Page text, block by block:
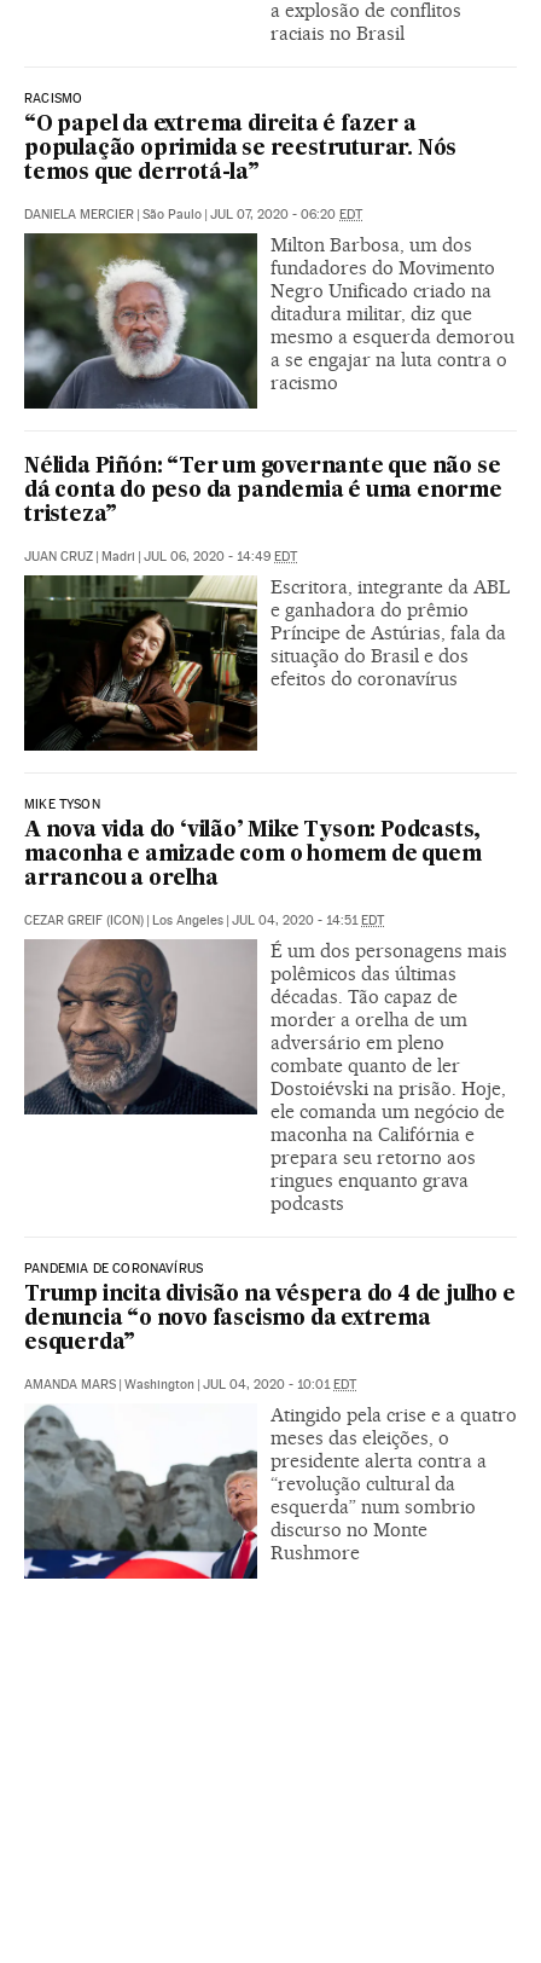
a explosão de conflitos
raciais no Brasil
RACISMO
“O papel da extrema direita é fazer a
população oprimida se reestruturar. Nós
temos que derrotá-la”
DANIELA MERCIER | São Paulo | JUL 07, 2020 - 06:20 EDT
Milton Barbosa, um dos
fundadores do Movimento
Negro Unificado criado na
ditadura militar, diz que
mesmo a esquerda demorou
a se engajar na luta contra o
racismo
Nélida Piñón: “Ter um governante que não se
dá conta do peso da pandemia é uma enorme
tristeza”
JUAN CRUZ | Madri | JUL 06, 2020 - 14:49 EDT
Escritora, integrante da ABL
e ganhadora do prêmio
Príncipe de Astúrias, fala da
situação do Brasil e dos
efeitos do coronavírus
MIKE TYSON
A nova vida do ‘vilão’ Mike Tyson: Podcasts,
maconha e amizade com o homem de quem
arrancou a orelha
CEZAR GREIF (ICON) | Los Angeles | JUL 04, 2020 - 14:51EDT
É um dos personagens mais
polêmicos das últimas
décadas. Tão capaz de
morder a orelha de um
adversário em pleno
combate quanto de ler
Dostoiévski na prisão. Hoje,
ele comanda um negócio de
maconha na Califórnia e
prepara seu retorno aos
ringues enquanto grava
podcasts
PANDEMIA DE CORONAVÍRUS
Trump incita divisão na véspera do 4 de julho e
denuncia “o novo fascismo da extrema
esquerda”
AMANDA MARS | Washington | JUL 04, 2020 - 10:01EDT
Atingido pela crise e a quatro
meses das eleições, o
presidente alerta contra a
“revolução cultural da
esquerda” num sombrio
discurso no Monte
Rushmore